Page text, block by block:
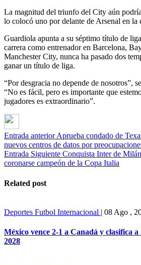
La magnitud del triunfo del City aún
lo colocó uno por delante de Arsenal en la
Guardiola apunta a su séptimo título de
carrera como entrenador en Barcelona,
Manchester City, nunca ha pasado dos
ganar un título de liga.
“Por desgracia no depende de nosotros”,
“No es fácil, pero es importante que
jugadores es extraordinario”.
Entrada anterior Aprueba condado de
nuevos centros de datos por
Entrada Siguiente Conquista Inter de
coronarse campeón de la Copa Italia
Related post
Deportes Futbol Internacional | 08 Ago ,
México vence 2-1 a Canadá y clasifica a
2028